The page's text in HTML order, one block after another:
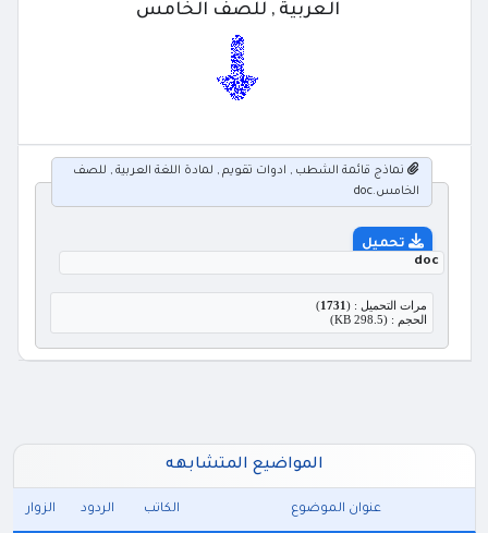
العربية , للصف الخامس
نماذج قائمة الشطب , ادوات تقويم , لمادة اللغة العربية , للصف
الخامس.doc
تحميل
doc
مرات التحميل : (1731
)
الحجم : (298.5 KB)
المواضيع المتشابهه
عنوان الموضوع الكاتب الردود الزوار